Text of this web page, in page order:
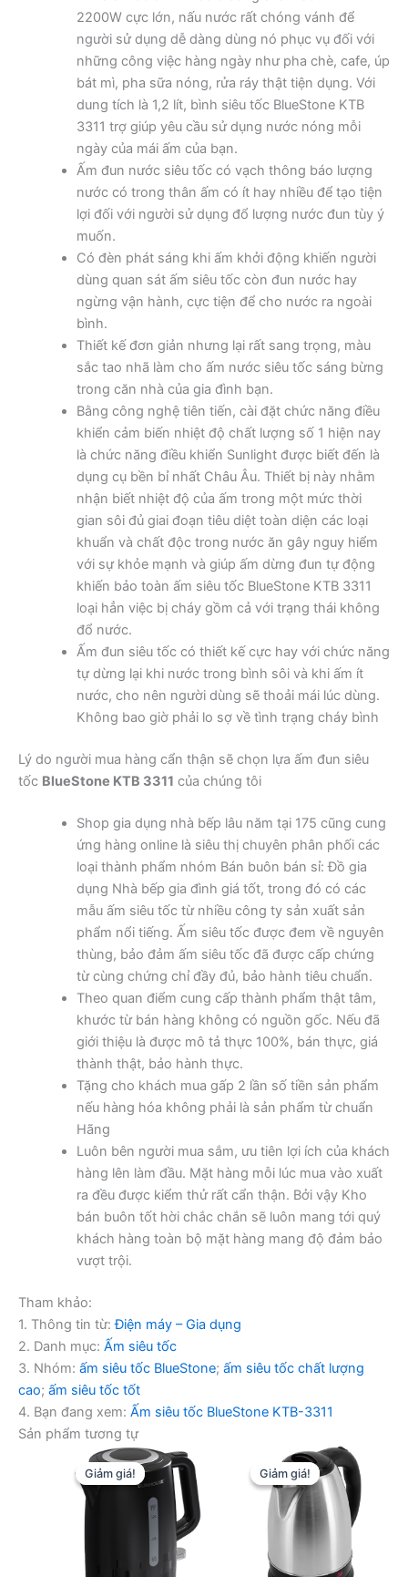
2200W cực lớn, nấu nước rất chóng vánh để
người sử dụng dễ dàng dùng nó phục vụ đối với
những công việc hàng ngày như pha chè, cafe, úp
bát mì, pha sữa nóng, rửa ráy thật tiện dụng. Với
dung tích là 1,2 lít, bình siêu tốc BlueStone KTB
3311 trợ giúp yêu cầu sử dụng nước nóng mỗi
ngày của mái ấm của bạn.
Ấm đun nước siêu tốc có vạch thông báo lượng
nước có trong thân ấm có ít hay nhiều để tạo tiện
lợi đối với người sử dụng đổ lượng nước đun tùy ý
muốn.
Có đèn phát sáng khi ấm khởi động khiến người
dùng quan sát ấm siêu tốc còn đun nước hay
ngừng vận hành, cực tiện để cho nước ra ngoài
bình.
Thiết kế đơn giản nhưng lại rất sang trọng, màu
sắc tao nhã làm cho ấm nước siêu tốc sáng bừng
trong căn nhà của gia đình bạn.
Bằng công nghệ tiên tiến, cài đặt chức năng điều
khiển cảm biến nhiệt độ chất lượng số 1 hiện nay
là chức năng điều khiển Sunlight được biết đến là
dụng cụ bền bỉ nhất Châu Âu. Thiết bị này nhằm
nhận biết nhiệt độ của ấm trong một mức thời
gian sôi đủ giai đoạn tiêu diệt toàn diện các loại
khuẩn và chất độc trong nước ăn gây nguy hiểm
với sự khỏe mạnh và giúp ấm dừng đun tự động
khiến bảo toàn ấm siêu tốc BlueStone KTB 3311
loại hẳn việc bị cháy gồm cả với trạng thái không
đổ nước.
Ấm đun siêu tốc có thiết kế cực hay với chức năng
tự dừng lại khi nước trong bình sôi và khi ấm ít
nước, cho nên người dùng sẽ thoải mái lúc dùng.
Không bao giờ phải lo sợ về tình trạng cháy bình
Lý do người mua hàng cẩn thận sẽ chọn lựa ấm đun siêu
tốc BlueStone KTB 3311 của chúng tôi
Shop gia dụng nhà bếp lâu năm tại 175 cũng cung
ứng hàng online là siêu thị chuyên phân phối các
loại thành phẩm nhóm Bán buôn bán sỉ: Đồ gia
dụng Nhà bếp gia đình giá tốt, trong đó có các
mẫu ấm siêu tốc từ nhiều công ty sản xuất sản
phẩm nổi tiếng. Ấm siêu tốc được đem về nguyên
thùng, bảo đảm ấm siêu tốc đã được cấp chứng
từ cùng chứng chỉ đầy đủ, bảo hành tiêu chuẩn.
Theo quan điểm cung cấp thành phẩm thật tâm,
khước từ bán hàng không có nguồn gốc. Nếu đã
giới thiệu là được mô tả thực 100%, bán thực, giá
thành thật, bảo hành thực.
Tặng cho khách mua gấp 2 lần số tiền sản phẩm
nếu hàng hóa không phải là sản phẩm từ chuẩn
Hãng
Luôn bên người mua sắm, ưu tiên lợi ích của khách
hàng lên làm đầu. Mặt hàng mỗi lúc mua vào xuất
ra đều được kiểm thử rất cẩn thận. Bởi vậy Kho
bán buôn tốt hời chắc chắn sẽ luôn mang tới quý
khách hàng toàn bộ mặt hàng mang độ đảm bảo
vượt trội.
Tham khảo:
1. Thông tin từ:Điện máy – Gia dụng
2. Danh mục: Ấm siêu tốc
3. Nhóm: ấm siêu tốc BlueStone; ấm siêu tốc chất lượng
cao; ấm siêu tốc tốt
4. Bạn đang xem: Ấm siêu tốc BlueStone KTB-3311
Sản phẩm tương tự
Giảm giá!
Giảm giá! Giảm giá!
Giảm giá!